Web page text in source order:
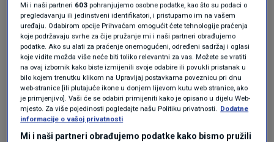
Mi i naši partneri 603 pohranjujemo osobne podatke, kao što su podaci o
pregledavanju ili jedinstveni identifikatori, i pristupamo im na vašem
uređaju. Odabirom opcije Prihvaćam omogućit ćete tehnologije praćenja
koje podržavaju svrhe za čije pružanje mi i naši partneri obrađujemo
podatke. Ako su alati za praćenje onemogućeni, određeni sadržaj i oglasi
koje vidite možda više neće biti toliko relevantni za vas. Možete se vratiti
na ovaj izbornik kako biste izmijenili svoje odabire ili povukli pristanak u
bilo kojem trenutku klikom na Upravljaj postavkama poveznicu pri dnu
web-stranice [ili plutajuće ikone u donjem lijevom kutu web stranice, ako
je primjenjivo]. Vaši će se odabiri primijeniti kako je opisano u dijelu Web-
mjesto. Za više pojedinosti pogledajte našu Politiku privatnosti. Dodatne
informacije o vašoj privatnosti
Mi i naši partneri obrađujemo podatke kako bismo pružili